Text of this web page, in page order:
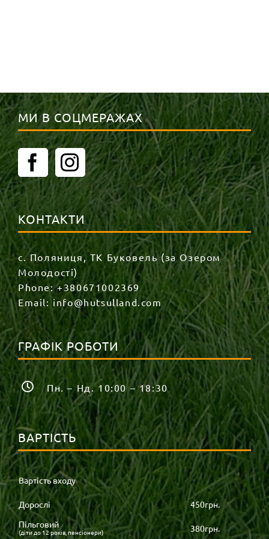
МИ В СОЦМЕРАЖАХ
КОНТАКТИ
с. Поляниця, ТК Буковель (за Озером
Молодості)
Phone:+380671002369
Email: info@hutsulland.com
ГРАФІК РОБОТИ
Пн. – Нд. 10:00 – 18:30
ВАРТІСТЬ
Вартість входу
Дорослі
450грн.
Пільговий
(діти до 12 років, пенсіонери) 380грн.